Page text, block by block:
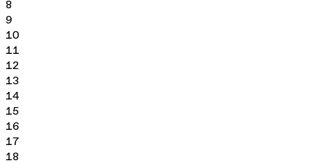
8
9
10
11
12
13
14
15
16
17
18